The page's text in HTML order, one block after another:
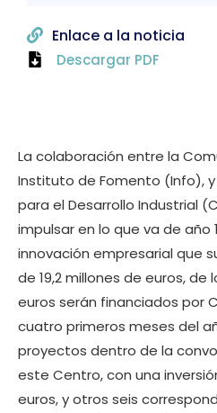
La colaboración entre la
Instituto de Fomento (Info),
para el Desarrollo Industrial
impulsar en lo que va de año
innovación empresarial que
de 19,2 millones de euros, de
euros serán financiados por
cuatro primeros meses del
proyectos dentro de la
este Centro, con una
euros, y otros seis
Enlace a la noticia
Descargar PDF